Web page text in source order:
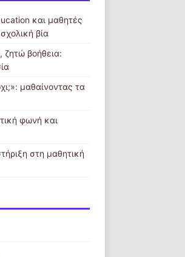
και μαθητές
βία
ζητώ βοήθεια:
μαθαίνοντας τα
φωνή και
στη μαθητική